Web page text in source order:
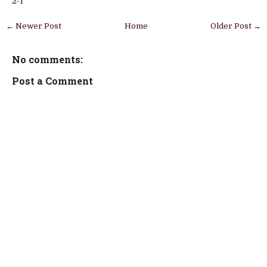
← Newer Post Older Post →
Home
No comments:
Post a Comment